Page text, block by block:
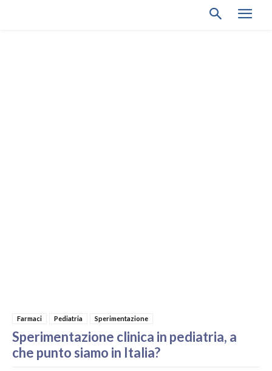
Farmaci Pediatria Sperimentazione
Sperimentazione clinica in pediatria, a
che punto siamo in Italia?